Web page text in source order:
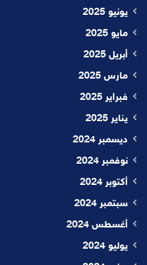
يونيو 2025
مايو 2025
أبريل 2025
مارس 2025
فبراير 2025
يناير 2025
ديسمبر 2024
نوفمبر 2024
أكتوبر 2024
سبتمبر 2024
أغسطس 2024
يوليو 2024